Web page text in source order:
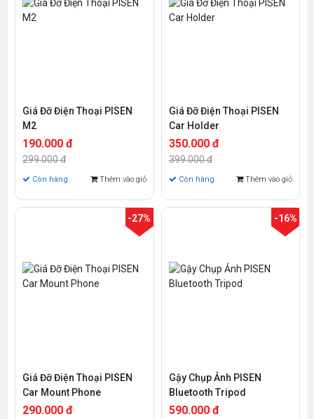
Giá Đỡ Điện Thoại PISEN
M2
190.000 đ
299.000 đ
Còn hàng Thêm vào giỏ
Giá Đỡ Điện Thoại PISEN
Car Holder
350.000 đ
399.000 đ
Còn hàng Thêm vào giỏ
-27%
Giá Đỡ Điện Thoại PISEN
Car Mount Phone
290.000 đ
-16%
Gậy Chụp Ảnh PISEN
Bluetooth Tripod
590.000 đ